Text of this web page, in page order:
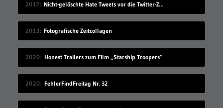
2017 Nicht-gelöschte Hate Tweets vor die Twitter-Zentrale gesprüht
2013 Fotografische Zeitcollagen
2020 Honest Trailers zum Film „Starship Troopers“
2020 FehlerFindFreitag Nr. 32